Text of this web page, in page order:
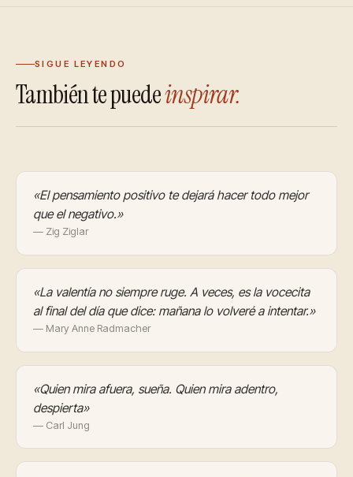
SIGUE LEYENDO
También te puedeinspirar.
«El pensamiento positivo te dejará hacer todo mejor
que el negativo.»
— Zig Ziglar
«La valentía no siempre ruge. A veces, es la vocecita
al final del día que dice: mañana lo volveré a intentar.»
— Mary Anne Radmacher
«Quien mira afuera, sueña. Quien mira adentro,
despierta»
— Carl Jung